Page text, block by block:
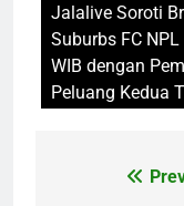
Jalalive Soroti
Suburbs FC
WIB dengan
Peluang Kedua